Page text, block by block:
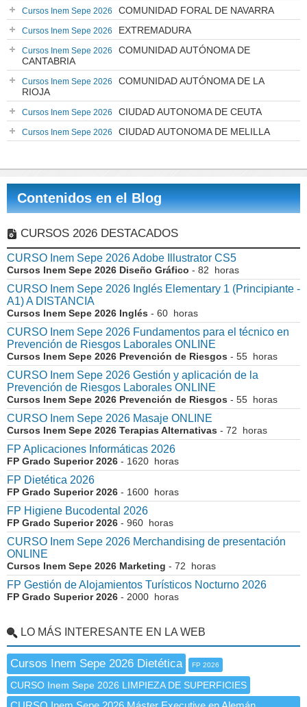
Cursos Inem Sepe 2026 COMUNIDAD FORAL DE NAVARRA
Cursos Inem Sepe 2026 EXTREMADURA
Cursos Inem Sepe 2026
COMUNIDAD AUTÓNOMA DE
CANTABRIA
Cursos Inem Sepe 2026
COMUNIDAD AUTÓNOMA DE LA
RIOJA
Cursos Inem Sepe 2026 CIUDAD AUTONOMA DE CEUTA
Cursos Inem Sepe 2026 CIUDAD AUTONOMA DE MELILLA
Contenidos en el Blog
CURSOS 2026 DESTACADOS
CURSO Inem Sepe 2026 Adobe Illustrator CS5
Cursos Inem Sepe 2026 Diseño Gráfico - 82 horas
CURSO Inem Sepe 2026 Inglés Elementary 1 (Principiante -
A1) A DISTANCIA
Cursos Inem Sepe 2026 Inglés - 60 horas
CURSO Inem Sepe 2026 Fundamentos para el técnico en
Prevención de Riesgos Laborales ONLINE
Cursos Inem Sepe 2026 Prevención de Riesgos - 55 horas
CURSO Inem Sepe 2026 Gestión y aplicación de la
Prevención de Riesgos Laborales ONLINE
Cursos Inem Sepe 2026 Prevención de Riesgos - 55 horas
CURSO Inem Sepe 2026 Masaje ONLINE
Cursos Inem Sepe 2026 Terapias Alternativas - 72 horas
FP Aplicaciones Informáticas 2026
FP Grado Superior 2026 - 1620 horas
FP Dietética 2026
FP Grado Superior 2026 - 1600 horas
FP Higiene Bucodental 2026
FP Grado Superior 2026 - 960 horas
CURSO Inem Sepe 2026 Merchandising de presentación
ONLINE
Cursos Inem Sepe 2026 Marketing - 72 horas
FP Gestión de Alojamientos Turísticos Nocturno 2026
FP Grado Superior 2026 - 2000 horas
LO MÁS INTERESANTE EN LA WEB
Cursos Inem Sepe 2026 Dietética FP 2026
CURSO Inem Sepe 2026 LIMPIEZA DE SUPERFICIES